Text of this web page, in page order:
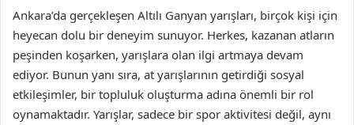
Ankara’da gerçekleşen Altılı Ganyan yarışları, birçok kişi için
heyecan dolu bir deneyim sunuyor. Herkes, kazanan atların
peşinden koşarken, yarışlara olan ilgi artmaya devam
ediyor. Bunun yanı sıra, at yarışlarının getirdiği sosyal
etkileşimler, bir topluluk oluşturma adına önemli bir rol
oynamaktadır. Yarışlar, sadece bir spor aktivitesi değil, aynı